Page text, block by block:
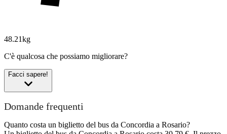
48.21kg
C'è qualcosa che possiamo migliorare?
Facci sapere!
Domande frequenti
Quanto costa un biglietto del bus da Concordia a Rosario?